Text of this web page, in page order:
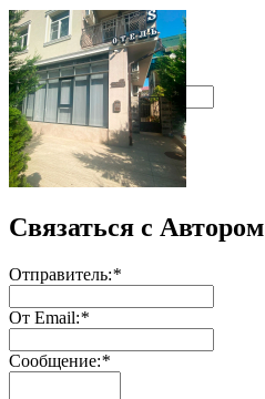
Поиск
Связаться с Автором
Отправитель:*
От Email:*
Сообщение:*